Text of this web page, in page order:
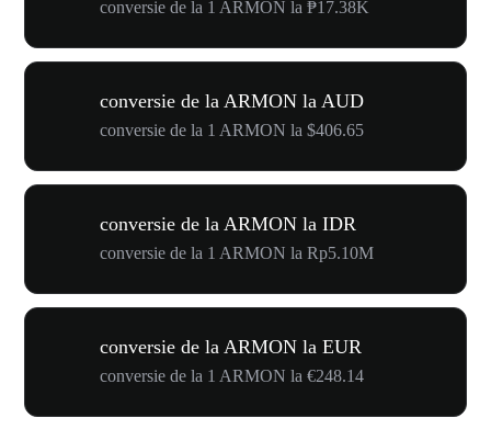
conversie de la 1 ARMON la ₱17.38K
conversie de la ARMON la AUD
conversie de la 1 ARMON la $406.65
conversie de la ARMON la IDR
conversie de la 1 ARMON la Rp5.10M
conversie de la ARMON la EUR
conversie de la 1 ARMON la €248.14